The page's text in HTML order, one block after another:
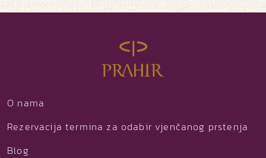
O nama
Rezervacija termina za odabir vjenčanog prstenja
Blog